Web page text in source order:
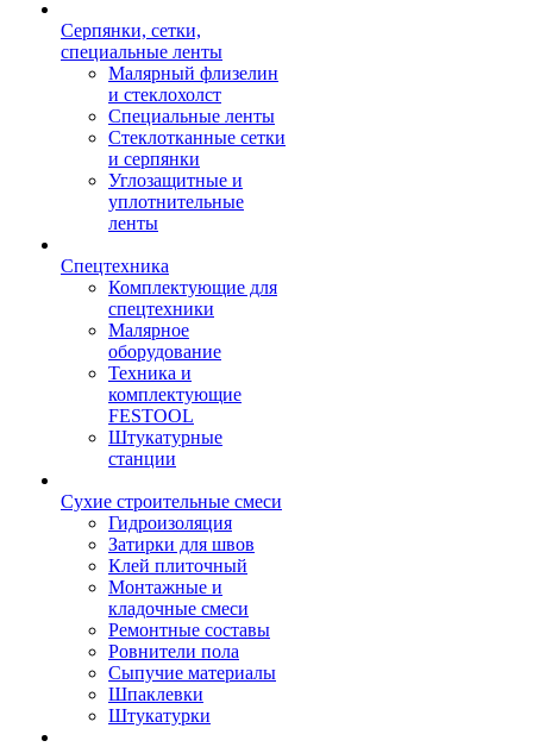
Серпянки, сетки,
специальные ленты
Малярный флизелин
и стеклохолст
Специальные ленты
Стеклотканные сетки
и серпянки
Углозащитные и
уплотнительные
ленты
Спецтехника
Комплектующие для
спецтехники
Малярное
оборудование
Техника и
комплектующие
FESTOOL
Штукатурные
станции
Сухие строительные смеси
Гидроизоляция
Затирки для швов
Клей плиточный
Монтажные и
кладочные смеси
Ремонтные составы
Ровнители пола
Сыпучие материалы
Шпаклевки
Штукатурки